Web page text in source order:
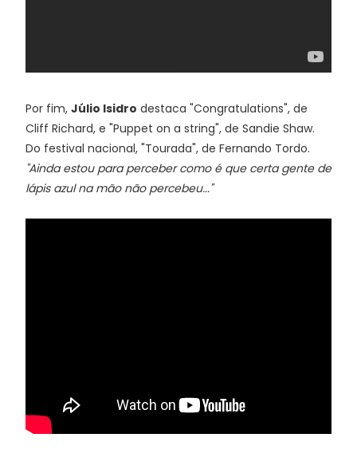
Por fim, Júlio Isidro destaca "Congratulations", de
Cliff Richard, e "Puppet on a string", de Sandie Shaw.
Do festival nacional, "Tourada", de Fernando Tordo.
"Ainda estou para perceber como é que certa gente de
lápis azul na mão não percebeu..."